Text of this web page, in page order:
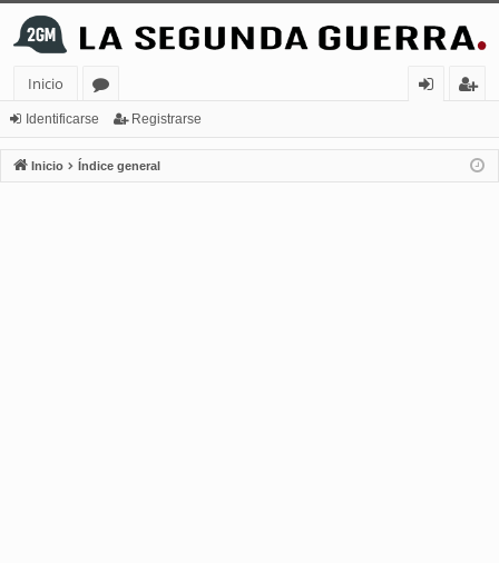
Inicio
or
os
nt
ifi
ist
ra
Identificarse Registrarse
Inicio Índice general